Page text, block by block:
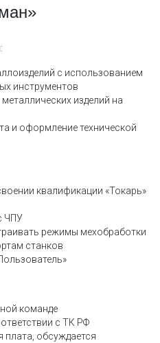
:
с использованием
инструментов
изделий на
и оформление технической
квалификации «Токарь»
ЧПУ
режимы мехобработки
станков
команде
с ТК РФ
плата, обсуждается